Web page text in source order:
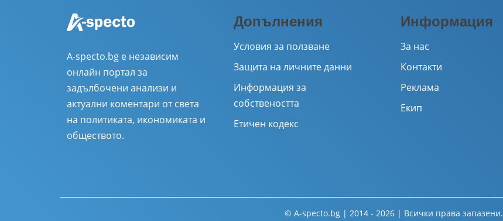
A-specto.bg е независим
онлайн портал за
задълбочени анализи и
актуални коментари от света
на политиката, икономиката и
обществото.
Допълнения
Условия за ползване
Защита на личните данни
Информация за
собствеността
Етичен кодекс
Информация
За нас
Контакти
Реклама
Екип
© A-specto.bg | 2014 - 2026 | Всички права запазени.